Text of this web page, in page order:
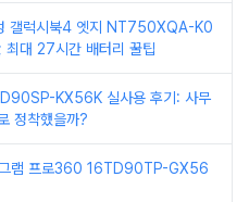
갤럭시북4 엣지 NT750XQA-K0
대 27시간 배터리 꿀팁
KX56K 실사용 후기: 사무
정착했을까?
그램 프로360 16TD90TP-GX56